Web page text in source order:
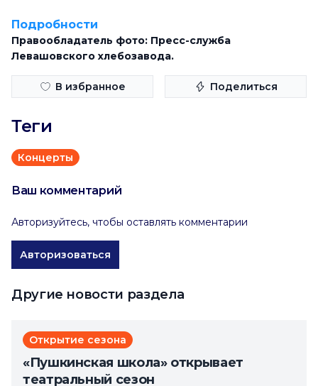
Подробности
Правообладатель фото: Пресс-служба
Левашовского хлебозавода.
В избранное Поделиться
Теги
Концерты
Ваш комментарий
Авторизуйтесь, чтобы оставлять комментарии
Авторизоваться
Другие новости раздела
Открытие сезона
«Пушкинская школа» открывает
театральный сезон